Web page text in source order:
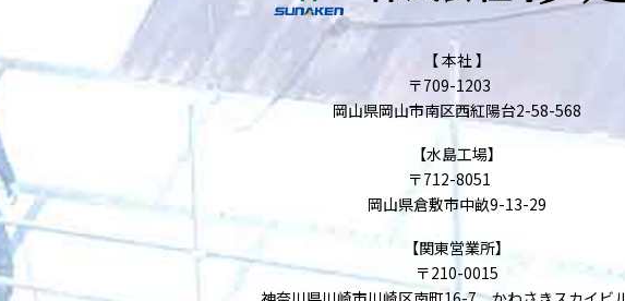
【 本社 】
〒709-1203
岡山県岡山市南区西紅陽台2-58-568
【水島工場】
〒712-8051
岡山県倉敷市中畝9-13-29
【関東営業所】
〒210-0015